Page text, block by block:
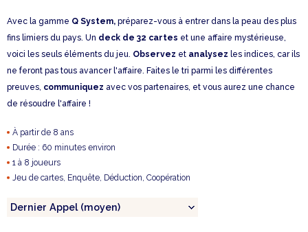
Avec la gamme Q System, préparez-vous à entrer dans la peau des plus
fins limiers du pays. Un deck de 32 cartes et une affaire mystérieuse,
voici les seuls éléments du jeu. Observez et analysez les indices, car ils
ne feront pas tous avancer l'affaire. Faites le tri parmi les différentes
preuves, communiquez avec vos partenaires, et vous aurez une chance
de résoudre l'affaire !
À partir de 8 ans
Durée : 60 minutes environ
1 à 8 joueurs
Jeu de cartes, Enquête, Déduction, Coopération